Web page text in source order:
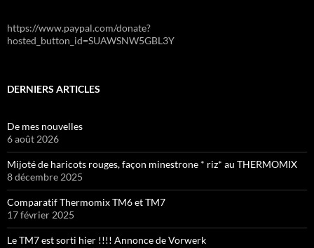
https://www.paypal.com/donate?
hosted_button_id=SUAWSNW5GBL3Y
DERNIERS ARTICLES
De mes nouvelles
6 août 2026
Mijoté de haricots rouges, façon minestrone * riz* au THERMOMIX
8 décembre 2025
Comparatif Thermomix TM6 et TM7
17 février 2025
Le TM7 est sorti hier !!!! Annonce de Vorwerk